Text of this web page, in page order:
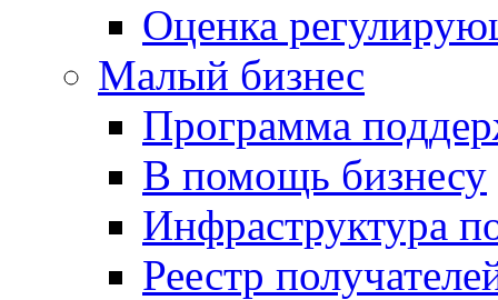
Оценка
Малый бизнес
Программа
В помощь бизнесу
Инфраструктура
Реестр